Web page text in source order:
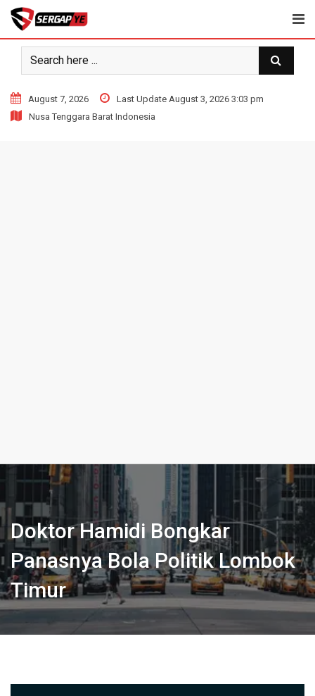
Skip
content
August 7, 2026
Last Update August 3, 2026 3:03 pm
Nusa Tenggara Barat Indonesia
Doktor Hamidi Bongkar
Panasnya Bola Politik Lombok
Timur